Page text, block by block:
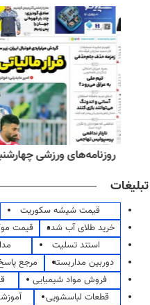
روزنامه‌های ورزشی چهارشنبه ۱۴ مرداد
تبلیغات
قیمت شیشه سکوریت
خرید طلای آب شده
قیمت
استند تسلیت
دوربین مداربسته
مرجع
فروش مواد شیمیایی
قطعات لباسشویی